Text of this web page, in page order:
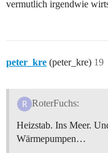
vermutlich irgendwie
peter_kre (peter_kre) 19
RoterFuchs:
Heizstab. Ins Meer.
Wärmepumpen…